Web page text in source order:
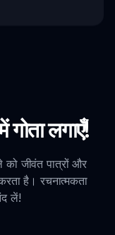
लगाएँ!
जीवंत पात्रों और
है। रचनात्मकता
लें!